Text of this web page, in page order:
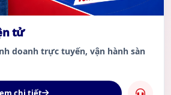
tử
doanh trực tuyến, vận hành sàn